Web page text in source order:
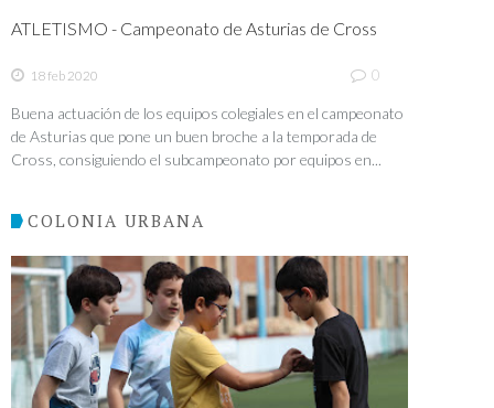
ATLETISMO - Campeonato de Asturias de Cross
18 feb 2020 0
Buena actuación de los equipos colegiales en el campeonato
de Asturias que pone un buen broche a la temporada de
Cross, consiguiendo el subcampeonato por equipos en...
COLONIA URBANA